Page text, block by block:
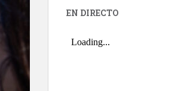
EN DIRECTO